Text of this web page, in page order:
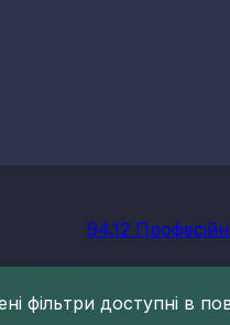
94.12
доступні в